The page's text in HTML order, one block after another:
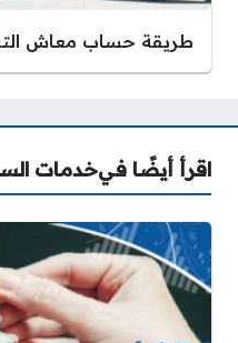
طريقة حساب معاش
اقرأ أيضًا فيخدمات